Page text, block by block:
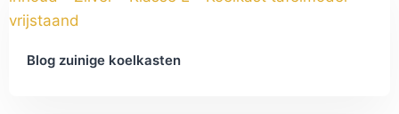
Blog zuinige koelkasten